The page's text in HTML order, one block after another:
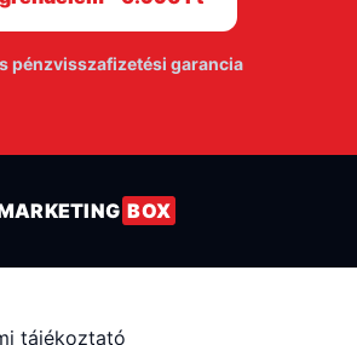
pénzvisszafizetési garancia
BOX
tájékoztató